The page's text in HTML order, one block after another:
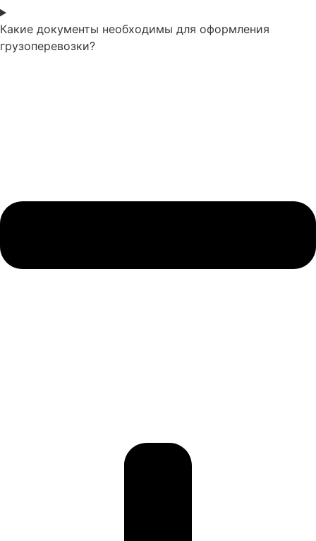
Какие документы необходимы для оформления
грузоперевозки?